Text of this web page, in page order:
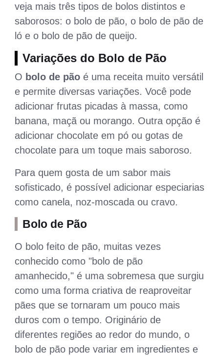
veja mais três tipos de bolos distintos e
saborosos: o bolo de pão, o bolo de pão de
ló e o bolo de pão de queijo.
Variações do Bolo de Pão
O bolo de pão é uma receita muito versátil
e permite diversas variações. Você pode
adicionar frutas picadas à massa, como
banana, maçã ou morango. Outra opção é
adicionar chocolate em pó ou gotas de
chocolate para um toque mais saboroso.
Para quem gosta de um sabor mais
sofisticado, é possível adicionar especiarias
como canela, noz-moscada ou cravo.
Bolo de Pão
O bolo feito de pão, muitas vezes
conhecido como "bolo de pão
amanhecido," é uma sobremesa que surgiu
como uma forma criativa de reaproveitar
pães que se tornaram um pouco mais
duros com o tempo. Originário de
diferentes regiões ao redor do mundo, o
bolo de pão pode variar em ingredientes e